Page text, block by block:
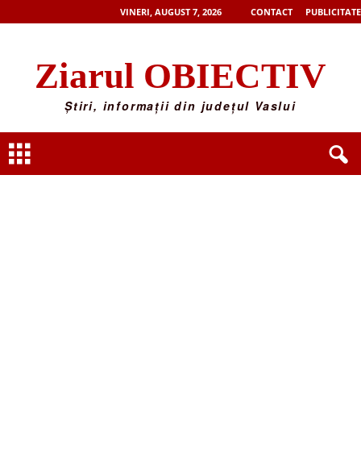
VINERI, AUGUST 7, 2026 CONTACT PUBLICITATE
Ziarul OBIECTIV
Știri, informații din județul Vaslui